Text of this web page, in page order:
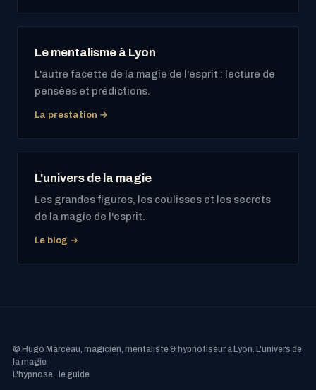
Le mentalisme à Lyon
L'autre facette de la magie de l'esprit : lecture de
pensées et prédictions.
La prestation →
L'univers de la magie
Les grandes figures, les coulisses et les secrets
de la magie de l'esprit.
Le blog →
© Hugo Marceau, magicien, mentaliste & hypnotiseur à Lyon. L'univers de
la magie
L'hypnose · le guide